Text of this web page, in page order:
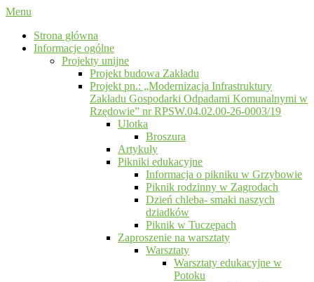
Menu
Strona główna
Informacje ogólne
Projekty unijne
Projekt budowa Zakładu
Projekt pn.: „Modernizacja Infrastruktury
Zakładu Gospodarki Odpadami Komunalnymi w
Rzędowie” nr RPSW.04.02.00-26-0003/19
Ulotka
Broszura
Artykuły
Pikniki edukacyjne
Informacja o pikniku w Grzybowie
Piknik rodzinny w Zagrodach
Dzień chleba- smaki naszych
dziadków
Piknik w Tuczępach
Zaproszenie na warsztaty
Warsztaty
Warsztaty edukacyjne w
Potoku